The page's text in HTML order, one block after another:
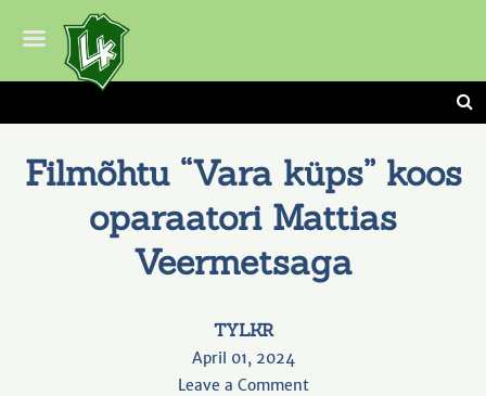
Filmõhtu “Vara küps” koos
oparaatori Mattias
Veermetsaga
TYLKR
April 01, 2024
Leave a Comment